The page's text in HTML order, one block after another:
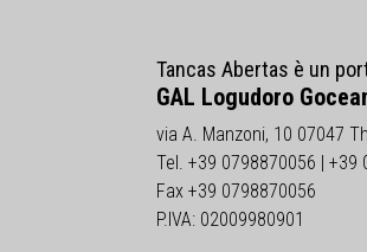
Tancas Abertas è un
GAL Logudoro
via A. Manzoni, 10 07047
Tel. +39 0798870056 | +39
Fax +39 0798870056
P.IVA: 02009980901